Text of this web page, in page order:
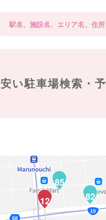
安い駐車場検索・
85
82
12